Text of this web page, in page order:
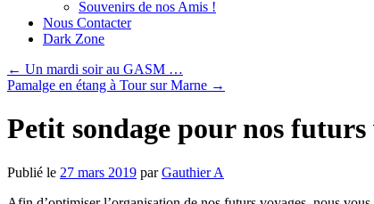
Souvenirs de nos Amis !
Nous Contacter
Dark Zone
← Un mardi soir au GASM …
Pamalge en étang à Tour sur Marne →
Petit sondage pour nos futurs
Publié le 27 mars 2019 par Gauthier A